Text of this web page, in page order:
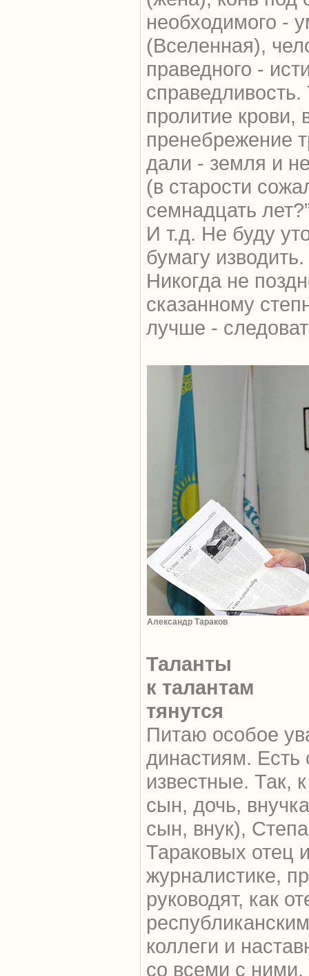
необходимого -
(Вселенная),
праведного -
справедливость.
пролитие крови,
пренебрежение
дали - земля и
(в старости
семнадцать
И т.д. Не буду
бумагу изводить.
Никогда не
сказанному
лучше -
Александр Тараков
Таланты
к талантам
тянутся
Питаю особое
династиям. Есть
известные. Так,
сын, дочь,
сын, внук),
Тараковых отец
журналистике,
руководят, как
коллеги и
со всеми с